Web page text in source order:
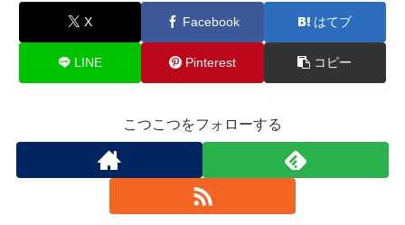
X Facebook はてブ
LINE Pinterest コピー
こつこつをフォローする